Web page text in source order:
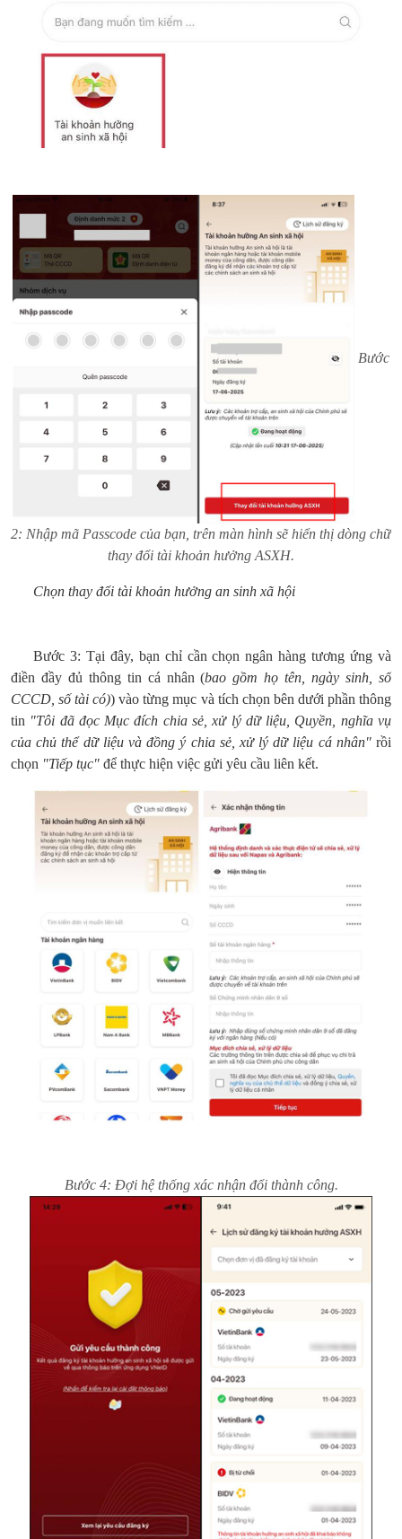
Bước
2: Nhập mã Passcode của bạn, trên màn hình sẽ hiển thị dòng chữ
thay đổi tài khoản hưởng ASXH.
Chọn thay đổi tài khoản hưởng an sinh xã hội
Bước 3: Tại đây, bạn chỉ cần chọn ngân hàng tương ứng và
điền đầy đủ thông tin cá nhân (bao gồm họ tên, ngày sinh, số
CCCD, số tài có)) vào từng mục và tích chọn bên dưới phần thông
tin "Tôi đã đọc Mục đích chia sẻ, xử lý dữ liệu, Quyền, nghĩa vụ
của chủ thể dữ liệu và đồng ý chia sẻ, xử lý dữ liệu cá nhân"rồi
chọn "Tiếp tục" để thực hiện việc gửi yêu cầu liên kết.
Bước 4: Đợi hệ thống xác nhận đổi thành công.